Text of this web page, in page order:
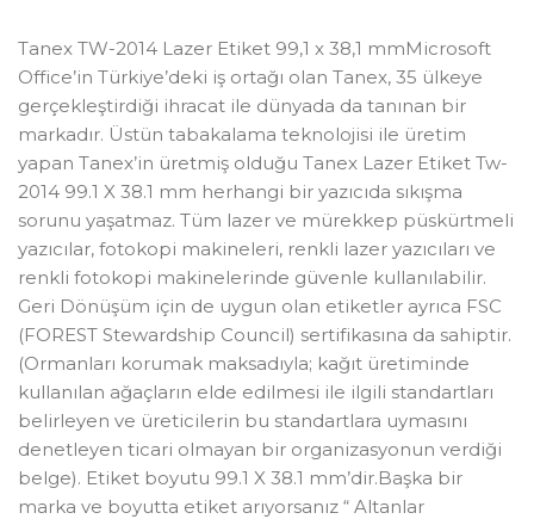
Tanex TW-2014 Lazer Etiket 99,1 x 38,1 mmMicrosoft
Office’in Türkiye’deki iş ortağı olan Tanex, 35 ülkeye
gerçekleştirdiği ihracat ile dünyada da tanınan bir
markadır. Üstün tabakalama teknolojisi ile üretim
yapan Tanex’in üretmiş olduğu Tanex Lazer Etiket Tw-
2014 99.1 X 38.1 mm herhangi bir yazıcıda sıkışma
sorunu yaşatmaz. Tüm lazer ve mürekkep püskürtmeli
yazıcılar, fotokopi makineleri, renkli lazer yazıcıları ve
renkli fotokopi makinelerinde güvenle kullanılabilir.
Geri Dönüşüm için de uygun olan etiketler ayrıca FSC
(FOREST Stewardship Council) sertifikasına da sahiptir.
(Ormanları korumak maksadıyla; kağıt üretiminde
kullanılan ağaçların elde edilmesi ile ilgili standartları
belirleyen ve üreticilerin bu standartlara uymasını
denetleyen ticari olmayan bir organizasyonun verdiği
belge). Etiket boyutu 99.1 X 38.1 mm’dir.Başka bir
marka ve boyutta etiket arıyorsanız “ Altanlar